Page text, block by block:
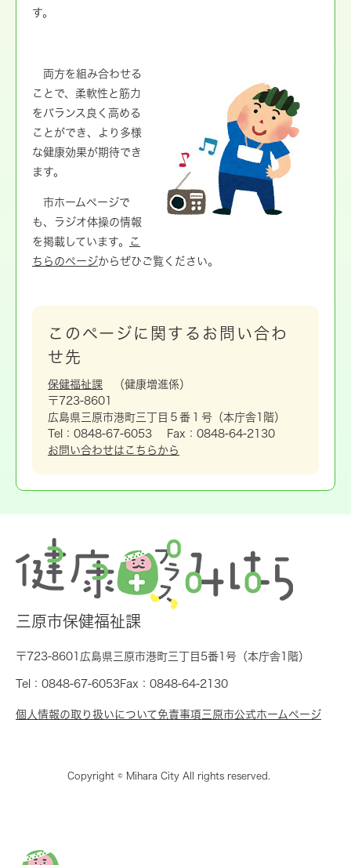
す。
両方を組み合わせる
ことで、柔軟性と筋力
をバランス良く高める
ことができ、より多様
な健康効果が期待でき
ます。
市ホームページで
も、ラジオ体操の情報
を掲載しています。
こ
ちらのページからぜひご覧ください。
このページに関するお問い合わ
せ先
保健福祉課
健康増進係
〒723-8601
広島県三原市港町三丁目５番１号（本庁舎1階）
Tel：0848-67-6053
Fax：0848-64-2130
お問い合わせはこちらから
三原市保健福祉課
〒723-8601 広島県三原市港町三丁目5番1号（本庁舎1階）
Tel：0848-67-6053Fax：0848-64-2130
個人情報の取り扱いについて免責事項 三原市公式ホームページ
Copyright © Mihara City All rights reserved.